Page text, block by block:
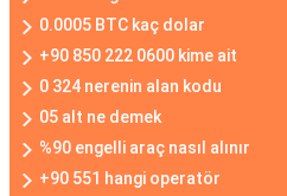
0.0005 BTC kaç dolar
+90 850 222 0600 kime ait
0 324 nerenin alan kodu
05 alt ne demek
%90 engelli araç nasıl alınır
+90 551 hangi operatör